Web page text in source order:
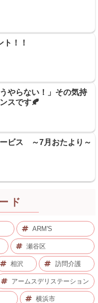
ト！！
やらない！」その気持
スです🍂
ビス ～7月おたより～
ド
ARM'S
瀬谷区
相沢 訪問介護
アームスデリステーション
横浜市